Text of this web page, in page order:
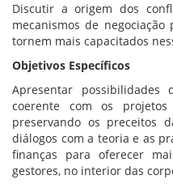
Discutir a origem dos
mecanismos de
tornem mais capacitados
Objetivos Específicos
Apresentar
coerente com os projetos
preservando os preceitos
diálogos com a teoria e as
finanças para oferecer
gestores, no interior das